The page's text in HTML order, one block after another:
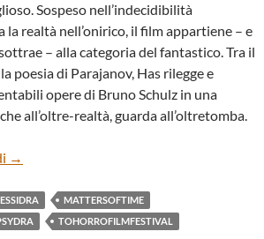
Sospeso nell’indecidibilità
la realtà nell’onirico, il film appartiene – e
– alla categoria del fantastico. Tra il
poesia di Parajanov, Has rilegge e
opere di Bruno Schulz in una
all’oltre-realtà, guarda all’oltretomba.
“LA CLESSIDRA” DI WOJCIECH JERZY
→
MATTERSOFTIME
TOHORROFILMFESTIVAL